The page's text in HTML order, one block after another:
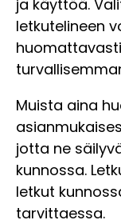
ja käyttöä.
letkutelineen
Muista aina
jotta ne
kunnossa.
letkut
tarvittaessa.